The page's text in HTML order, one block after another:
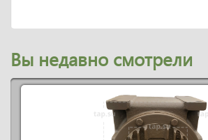
Вы недавно смотрели